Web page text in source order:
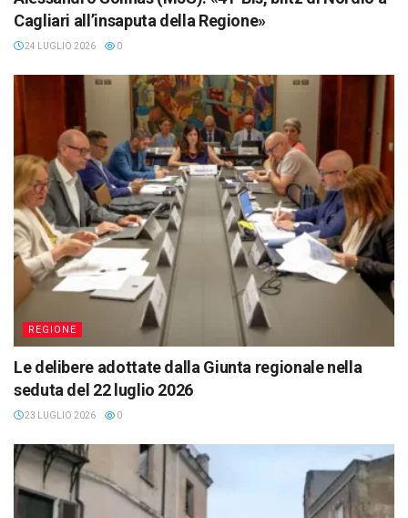
Cagliari all’insaputa della Regione»
24 LUGLIO 2026 0
REGIONE
Le delibere adottate dalla Giunta regionale nella
seduta del 22 luglio 2026
23 LUGLIO 2026 0